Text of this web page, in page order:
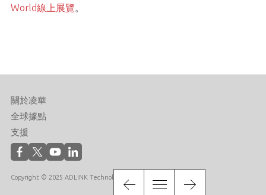
World線上展覽。
關於凌華
全球據點
支援
Copyright © 2025 ADLINK Technology Inc. All Rights Reserved.